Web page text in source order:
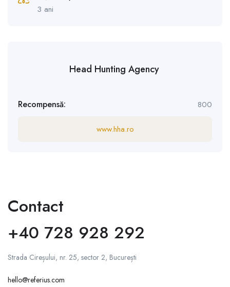
3 ani
Head Hunting Agency
Recompensă: 800
www.hha.ro
Contact
+40 728 928 292
Strada Cireșului, nr. 25, sector 2, București
hello@referius.com